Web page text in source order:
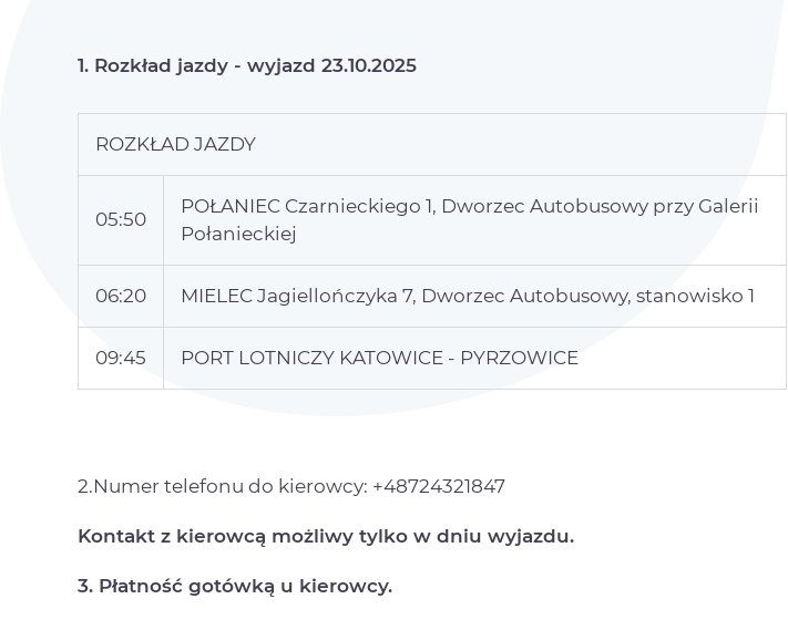
1. Rozkład jazdy - wyjazd 23.10.2025
ROZKŁAD JAZDY
05:50
POŁANIEC Czarnieckiego 1, Dworzec Autobusowy przy Galerii
Połanieckiej
06:20 MIELEC Jagiellończyka 7, Dworzec Autobusowy, stanowisko 1
09:45 PORT LOTNICZY KATOWICE - PYRZOWICE
2.Numer telefonu do kierowcy: +48724321847
Kontakt z kierowcą możliwy tylko w dniu wyjazdu.
3. Płatność gotówką u kierowcy.